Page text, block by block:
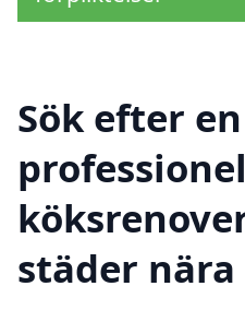
Sök efter en
städer nära